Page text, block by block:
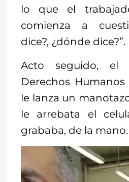
lo que el
comienza a
dice?, ¿dónde dice?”.
Acto seguido, el
Derechos
le lanza un
le arrebata el
grababa, de la mano.
de